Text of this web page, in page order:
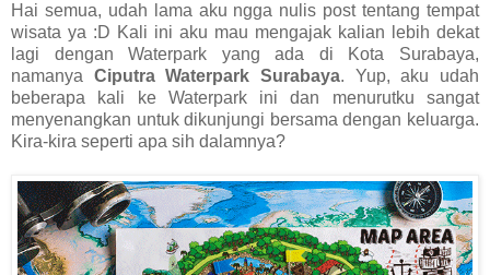
Hai semua, udah lama aku ngga nulis post tentang tempat
wisata ya :D Kali ini aku mau mengajak kalian lebih dekat
lagi dengan Waterpark yang ada di Kota Surabaya,
namanya Ciputra Waterpark Surabaya. Yup, aku udah
beberapa kali ke Waterpark ini dan menurutku sangat
menyenangkan untuk dikunjungi bersama dengan keluarga.
Kira-kira seperti apa sih dalamnya?